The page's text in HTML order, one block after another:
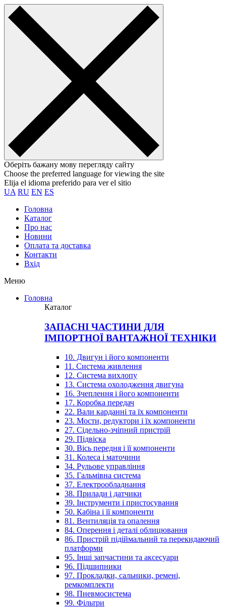
Оберіть бажану мову перегляду сайту
Choose the preferred language for viewing the site
Elija el idioma preferido para ver el sitio
UA RU EN ES
Головна
Каталог
Про нас
Новини
Оплата та доставка
Контакти
Вхiд
Меню
Головна
Каталог
ЗАПАСНІ ЧАСТИНИ ДЛЯ
ІМПОРТНОЇ ВАНТАЖНОЇ ТЕХНІКИ
10. Двигун і його компоненти
11. Система живлення
12. Система вихлопу
13. Система охолодження двигуна
16. Зчеплення і його компоненти
17. Коробка передач
22. Вали карданні та їх компоненти
23. Мости, редуктори і їх компоненти
27. Сідельно-зчіпний пристрій
29. Підвіска
30. Вісь передня і її компоненти
31. Колеса і маточини
34. Рульове управління
35. Гальмівна система
37. Електрообладнання
38. Прилади і датчики
39. Інструменти і пристосування
50. Кабіна і її компоненти
81. Вентиляція та опалення
84. Оперення і деталі облицювання
86. Пристрій підіймальний та перекидаючий
платформи
95. Інші запчастини та аксесуари
96. Підшипники
97. Прокладки, сальники, ремені,
ремкомплекти
98. Пневмосистема
99. Фільтри